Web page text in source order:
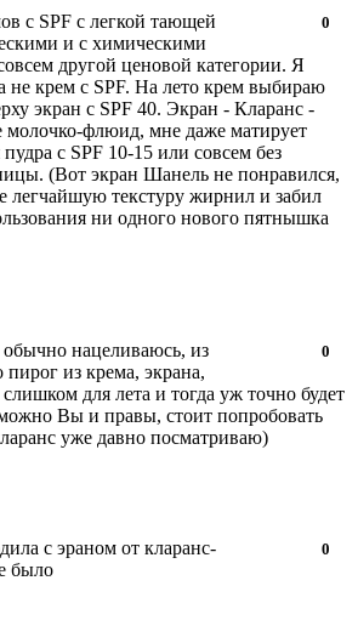
Нравится!
0
с SPF с легкой тающей
и с химическими
другой ценовой категории. Я
не крем с SPF. На лето крем выбираю
экран с SPF 40. Экран - Кларанс -
молочко-флюид, мне даже матирует
пудра с SPF 10-15 или совсем без
(Вот экран Шанель не понравился,
легчайшую текстуру жирнил и забил
ни одного нового пятнышка
Нравится!
0
нацеливаюсь, из
из крема, экрана,
для лета и тогда уж точно будет
Вы и правы, стоит попробовать
уже давно посматриваю)
Нравится!
0
с эраном от кларанс-
было